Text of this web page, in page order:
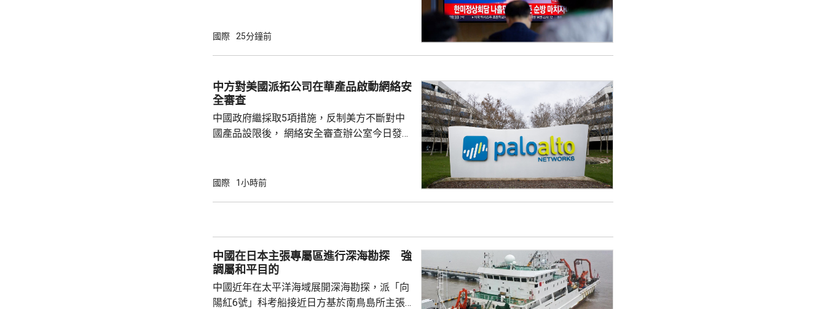
彈道導彈，也是今年以來的第10次。美國同南
美韓表達不滿，並展示軍事威懾。
國際 25分鐘前
中方對美國派拓公司在華產品啟動網絡安
全審查
中國政府繼採取5項措施，反制美方不斷對中
國產品設限後， 網絡安全審查辦公室今日發公
公告指，為保障關鍵信息基礎設施安全穩定運
美國採取5項反制措施，包括加強無人機相關
兩用物項對出口管...
國際 1小時前
中國在日本主張專屬區進行深海勘探 強
調屬和平目的
中國近年在太平洋海域展開深海勘探，派「向
陽紅6號」科考船接近日方基於南鳥島所主張